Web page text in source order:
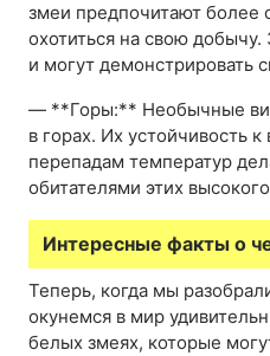
змеи предпочитают более
охотиться на свою
и могут демонстрировать
— **Горы:** Необычные
в горах. Их устойчивость
перепадам температур
обитателями этих
Интересные факты о
Теперь, когда мы
окунемся в мир
белых змеях, которые